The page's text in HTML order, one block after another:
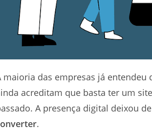
maioria das empresas já
acreditam que basta ter um
A presença digital deixou
.